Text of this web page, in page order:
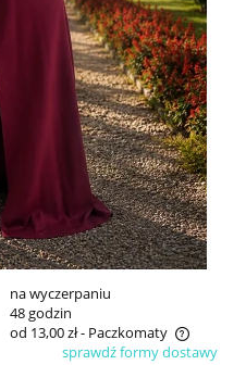
na wyczerpaniu
48 godzin
od 13,00 zł- Paczkomaty
kosztów płatności
sprawdź formy dostawy